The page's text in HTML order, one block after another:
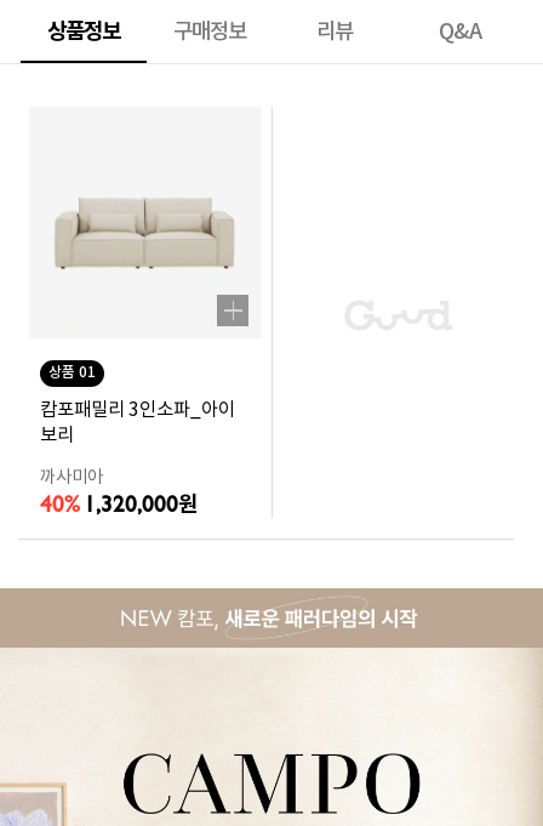
상품정보 구매정보 리뷰 Q&A
상품 01
캄포패밀리 3인소파_아이
보리
까사미아
40% 1,320,000원